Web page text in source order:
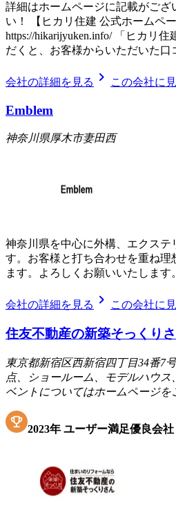
詳細はホームページに記載がござ
い！ 【ヒカリ住建 公式ホームペー
https://hikarijyuken.info/ 「ヒカリ
だくと、お客様からいただいた口
会社の詳細を見る chevron_right この会社に
Emblem
神奈川県厚木市妻田西
神奈川県を中心に外構、エクステ
す。お客様と打ち合わせを重ね理
ます。よろしくお願いいたします。
会社の詳細を見る chevron_right この会社に
住友不動産の新築そっくり
東京都新宿区西新宿四丁目34番7
点、ショールーム、モデルハウ
ベントについてはホームページを
2023年 ユーザー満足優良会社